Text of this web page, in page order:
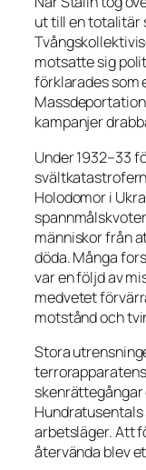
ut till en totalitär
motsatte sig
förklarades som
kampanjer
Under 1932–33
Holodomor i
människor från
döda. Många
var en följd av
medvetet
motstånd och
Stora
arbetsläger. Att
återvända blev